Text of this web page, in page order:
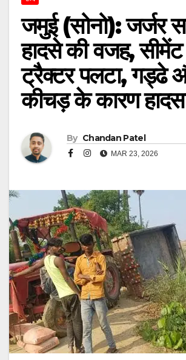
जमुई (सोनो): जर्जर
हादसे की वजह,
ट्रैक्टर पलटा, गड्ढे
कीचड़ के कारण
By Chandan Patel
MAR 23, 2026